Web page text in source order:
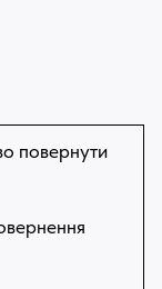
повернути